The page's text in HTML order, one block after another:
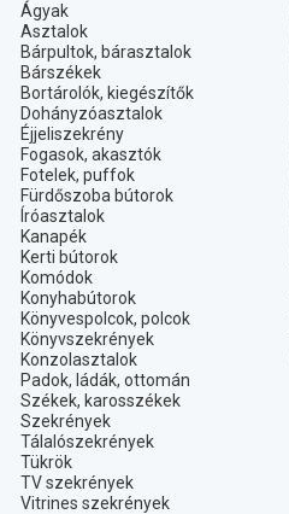
Ágyak
Asztalok
Bárpultok, bárasztalok
Bárszékek
Bortárolók, kiegészítők
Dohányzóasztalok
Éjjeliszekrény
Fogasok, akasztók
Fotelek, puffok
Fürdőszoba bútorok
Íróasztalok
Kanapék
Kerti bútorok
Komódok
Konyhabútorok
Könyvespolcok, polcok
Könyvszekrények
Konzolasztalok
Padok, ládák, ottomán
Székek, karosszékek
Szekrények
Tálalószekrények
Tükrök
TV szekrények
Vitrines szekrények